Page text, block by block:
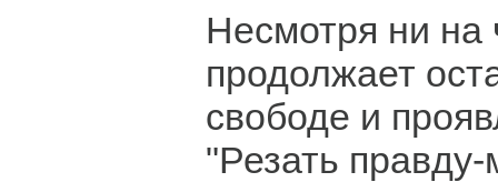
Несмотря ни
продолжает
свободе и
"Резать